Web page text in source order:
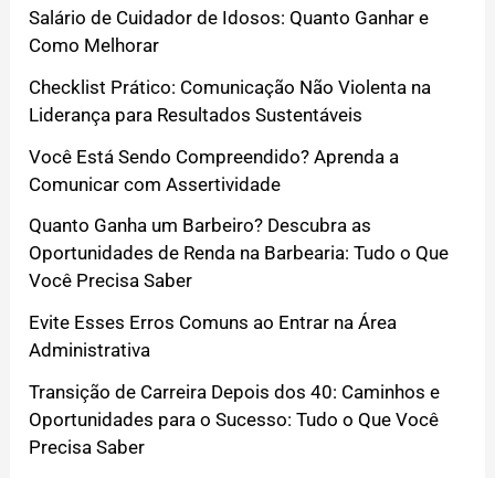
Salário de Cuidador de Idosos: Quanto Ganhar e
Como Melhorar
Checklist Prático: Comunicação Não Violenta na
Liderança para Resultados Sustentáveis
Você Está Sendo Compreendido? Aprenda a
Comunicar com Assertividade
Quanto Ganha um Barbeiro? Descubra as
Oportunidades de Renda na Barbearia: Tudo o Que
Você Precisa Saber
Evite Esses Erros Comuns ao Entrar na Área
Administrativa
Transição de Carreira Depois dos 40: Caminhos e
Oportunidades para o Sucesso: Tudo o Que Você
Precisa Saber